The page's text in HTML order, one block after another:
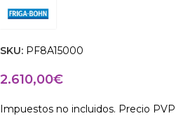
SKU: PF8A15000
2.610,00€
Impuestos no incluidos. Precio